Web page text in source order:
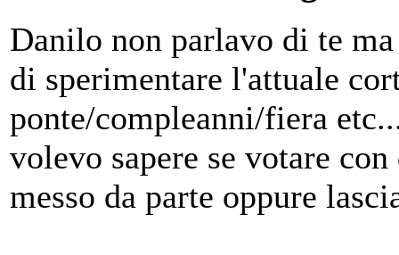
Danilo non parlavo di te
di sperimentare l'attuale
ponte/compleanni/fiera
volevo sapere se votare
messo da parte oppure